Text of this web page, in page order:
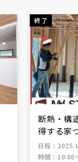
終了
断熱・構
得する家
日程 ：
時間 ： 10:00